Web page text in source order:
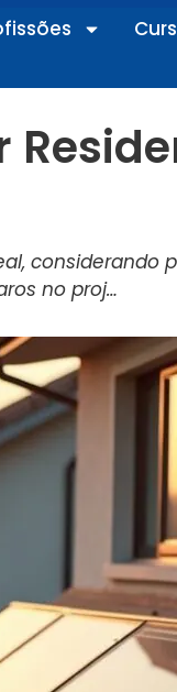
considerando
no proj…